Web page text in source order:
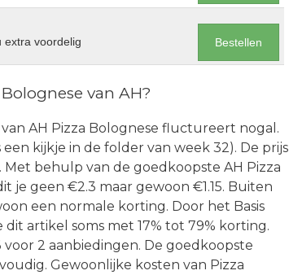
extra voordelig Bestellen
van AH?
van AH Pizza Bolognese fluctureert nogal.
kijkje in de folder van week 32). De prijs
behulp van de goedkoopste AH Pizza
je geen €2.3 maar gewoon €1.15. Buiten
een normale korting. Door het Basis
artikel soms met 17% tot 79% korting.
2 aanbiedingen. De goedkoopste
Gewoonlijke kosten van Pizza